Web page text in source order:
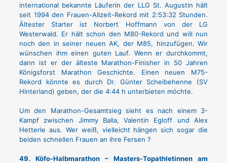
international bekannte Läuferin der LLG St. Augustin hält
seit 1994 den Frauen-Allzeit-Rekord mit 2:53:32 Stunden.
Ältester Starter ist Norbert Hoffmann von der LG
Westerwald. Er hält schon den M80-Rekord und will nun
noch den in seiner neuen AK, der M85, hinzufügen. Wir
wünschen ihm einen guten Lauf. Wenn er durchkommt,
dann ist er der älteste Marathon-Finisher in 50 Jahren
Königsforst Marathon Geschichte. Einen neuen M75-
Rekord könnte es durch Dr. Günter Scheibehenne (SV
Hinterland) geben, der die 4:44 h unterbieten möchte.
Um den Marathon-Gesamtsieg sieht es nach einem 3-
Kampf zwischen Jimmy Balla, Valentin Egloff und Alex
Hetterle aus. Wer weiß, vielleicht hängen sich sogar die
beiden schnellen Frauen an ihre Fersen ?
49. Köfo-Halbmarathon – Masters-Topathletinnen am